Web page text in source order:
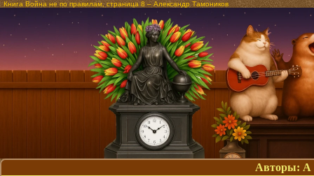
Книга Война не по правилам, страница 8 – Александр Тамоников
Авторы: А